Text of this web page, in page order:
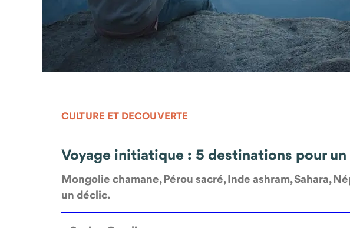
CULTURE ET DECOUVERTE
Voyage initiatique : 5 destinations pour
Mongolie chamane, Pérou sacré, Inde ashram, Sahara,
un déclic.